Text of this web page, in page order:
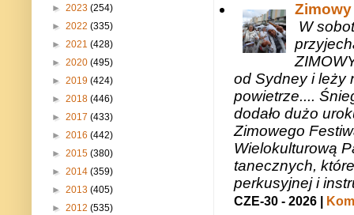
W
od Sydney i leży
powietrze....
dodało dużo
Zimowego
Wielokulturową
tanecznych,
perkusyjnej i
CZE-30 - 2026 |
► 2023 (254)
► 2022 (335)
► 2021 (428)
► 2020 (495)
► 2019 (424)
► 2018 (446)
► 2017 (433)
► 2016 (442)
► 2015 (380)
► 2014 (359)
► 2013 (405)
► 2012 (535)